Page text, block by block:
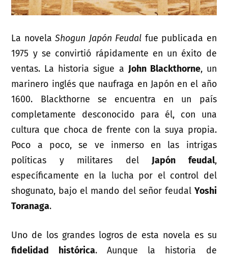
La novelaShogun Japón Feudal fue publicada en
1975 y se convirtió rápidamente en un éxito de
ventas. La historia sigue a John Blackthorne, un
marinero inglés que naufraga en Japón en el año
1600. Blackthorne se encuentra en un país
completamente desconocido para él, con una
cultura que choca de frente con la suya propia.
Poco a poco, se ve inmerso en las intrigas
políticas y militares del Japón feudal,
específicamente en la lucha por el control del
shogunato, bajo el mando del señor feudal Yoshi
Toranaga.
Uno de los grandes logros de esta novela es su
fidelidad histórica. Aunque la historia de